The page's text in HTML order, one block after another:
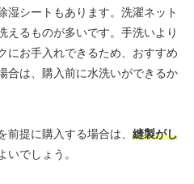
湿シートもあります。洗濯ネット
えるものが多いです。手洗いより
にお手入れできるため、おすすめ
合は、購入前に水洗いができるか
提に購入する場合は、 縫製がし
いでしょう。